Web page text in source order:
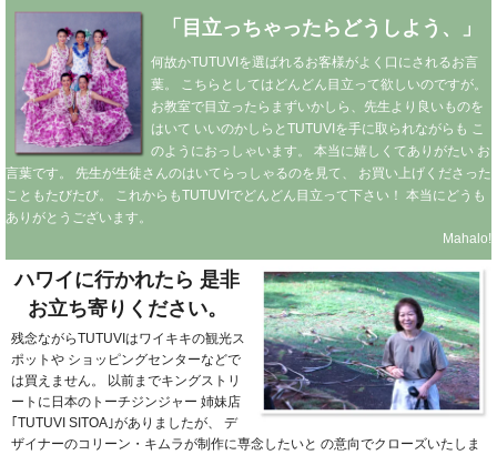
「目立っちゃったらどうしよう、」
何故かTUTUVIを選ばれるお客様がよく口にされるお言
葉。
こちらとしてはどんどん目立って欲しいのですが。
お教室で目立ったらまずいかしら、先生より良いものを
はいて いいのかしらとTUTUVIを手に取られながらも こ
のようにおっしゃいます。
本当に嬉しくてありがたい お
言葉です。
先生が生徒さんのはいてらっしゃるのを見て、
お買い上げくださった
こともたびたび。
これからもTUTUVIでどんどん目立って下さい！ 本当にどうも
ありがとうございます。
Mahalo!
ハワイに行かれたら 是非
お立ち寄りください。
残念ながらTUTUVIはワイキキの観光ス
ポットや ショッピングセンターなどで
は買えません。
以前までキングストリ
ートに日本のトーチジンジャー 姉妹店
｢TUTUVI SITOA｣がありましたが、
デ
ザイナーのコリーン・キムラが制作に専念したいと の意向でクローズいたしま